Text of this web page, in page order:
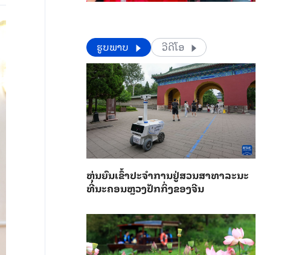
​​ຮູບພາບ ວີດີໂອ
​ຫຸ່ນ​ຍົນ​ເຂົ້າ​ປະ​ຈຳ​ການ​ຢູ່​ສວນ​ສາ​ທາ​ລະ​ນະ​
ທີ່​ນະ​ຄອນຫຼວງ​ປັກ​ກິ່ງ​ຂອງ​ຈີນ